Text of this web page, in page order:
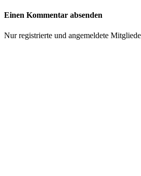
Einen Kommentar absenden
Nur registrierte und angemeldete